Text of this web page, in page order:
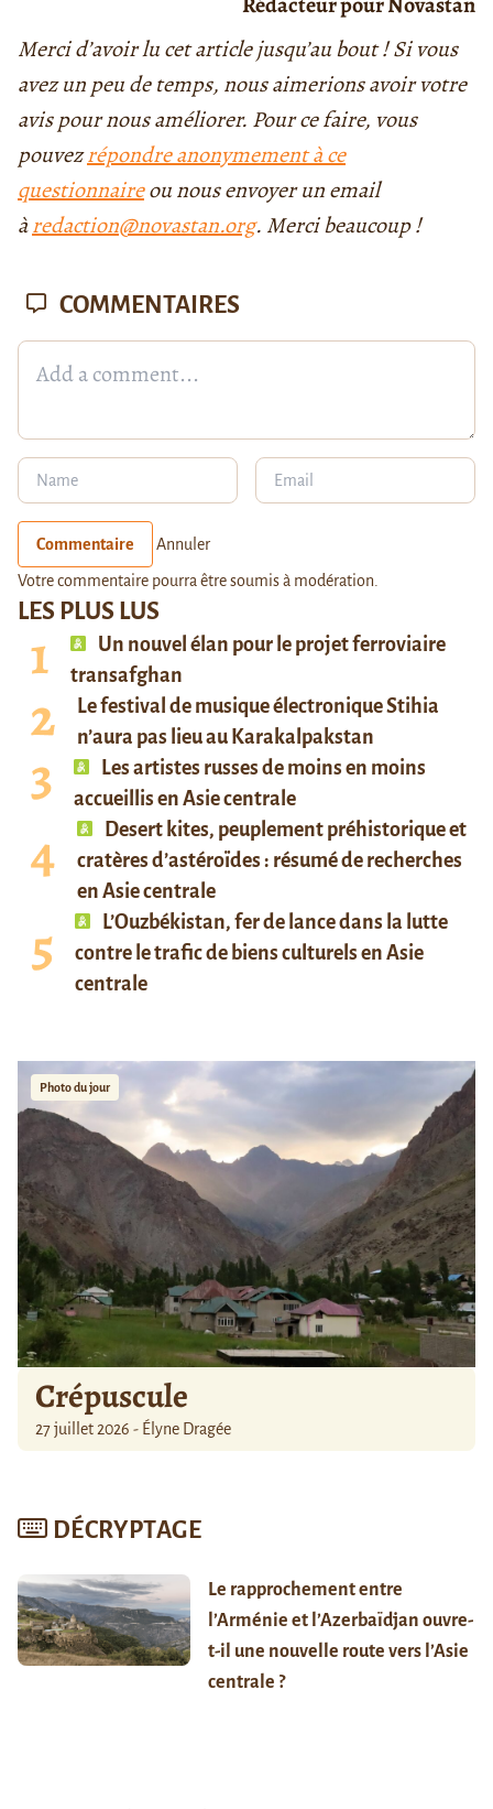
Merci d’avoir lu cet article jusqu’au bout ! Si vous
avez un peu de temps, nous aimerions avoir votre
avis pour nous améliorer. Pour ce faire, vous
pouvezrépondre anonymement à ce
questionnaireou nous envoyer un email
àredaction@novastan.org. Merci beaucoup !
LES PLUS LUS
Un nouvel élan pour le projet ferroviaire
transafghan
Le festival de musique électronique Stihia
n’aura pas lieu au Karakalpakstan
Les artistes russes de moins en moins
accueillis en Asie centrale
Desert kites, peuplement préhistorique et
cratères d’astéroïdes : résumé de recherches
en Asie centrale
L’Ouzbékistan, fer de lance dans la lutte
contre le trafic de biens culturels en Asie
centrale
Photo du jour
Crépuscule
27 juillet 2026 - Élyne Dragée
DÉCRYPTAGE
Le rapprochement entre
l’Arménie et l’Azerbaïdjan ouvre-
t-il une nouvelle route vers l’Asie
centrale ?
COMMENTAIRES
Commentaire Annuler
Votre commentaire pourra être soumis à modération.